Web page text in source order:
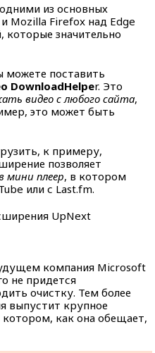
из основных
Mozilla Firefox над Edge
значительно
поставить
DownloadHelper. Это
видео с любого сайта,
это может быть
к примеру,
позволяет
мини плеер, в котором
или с Last.fm.
компания Microsoft
не придется
очистку. Тем более
выпустит крупное
котором, как она обещает,